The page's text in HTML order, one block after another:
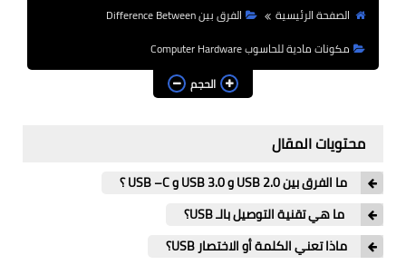
الكتب الالكترونية
شبكات وانترنت
الصفحة الرئيسية
الفرق بين Difference Between
مكونات مادية للحاسوب Computer Hardware
الحجم
محتويات المقال
ما الفرق بين USB 2.0 و USB 3.0 و USB –C ؟
ما هي تقنية التوصيل بالـ USB؟
ماذا تعني الكلمة أو الاختصار USB؟